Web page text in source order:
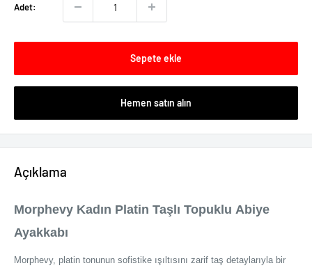
Adet:
Sepete ekle
Hemen satın alın
Açıklama
Morphevy Kadın Platin Taşlı Topuklu Abiye
Ayakkabı
Morphevy, platin tonunun sofistike ışıltısını zarif taş detaylarıyla bir